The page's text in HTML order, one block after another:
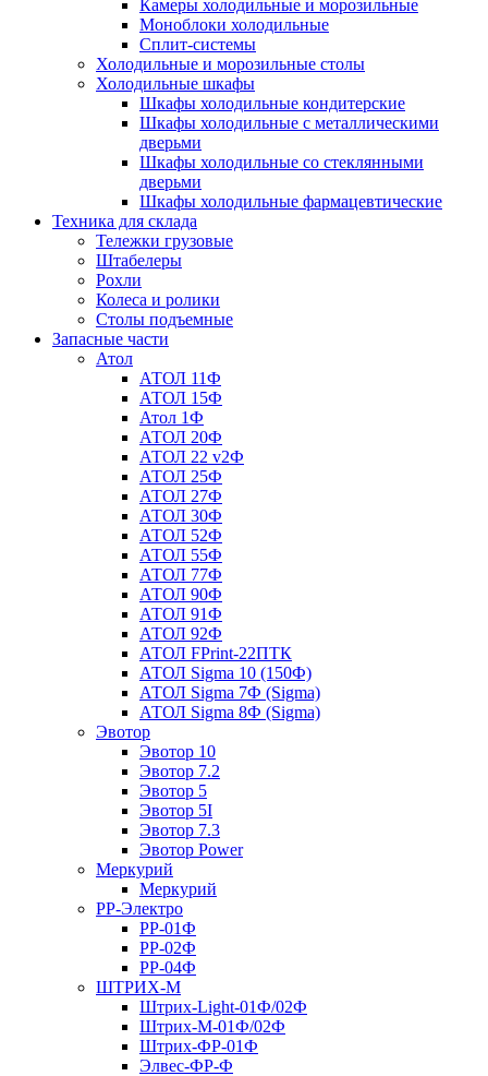
Камеры холодильные и морозильные
Моноблоки холодильные
Сплит-системы
Холодильные и морозильные столы
Холодильные шкафы
Шкафы холодильные кондитерские
Шкафы холодильные с металлическими
дверьми
Шкафы холодильные со стеклянными
дверьми
Шкафы холодильные фармацевтические
Техника для склада
Тележки грузовые
Штабелеры
Рохли
Колеса и ролики
Столы подъемные
Запасные части
Атол
АТОЛ 11Ф
АТОЛ 15Ф
Атол 1Ф
АТОЛ 20Ф
АТОЛ 22 v2Ф
АТОЛ 25Ф
АТОЛ 27Ф
АТОЛ 30Ф
АТОЛ 52Ф
АТОЛ 55Ф
АТОЛ 77Ф
АТОЛ 90Ф
АТОЛ 91Ф
АТОЛ 92Ф
АТОЛ FPrint-22ПТК
АТОЛ Sigma 10 (150Ф)
АТОЛ Sigma 7Ф (Sigma)
АТОЛ Sigma 8Ф (Sigma)
Эвотор
Эвотор 10
Эвотор 7.2
Эвотор 5
Эвотор 5I
Эвотор 7.3
Эвотор Power
Меркурий
Меркурий
РР-Электро
РР-01Ф
РР-02Ф
РР-04Ф
ШТРИХ-М
Штрих-Light-01Ф/02Ф
Штрих-М-01Ф/02Ф
Штрих-ФР-01Ф
Элвес-ФР-Ф